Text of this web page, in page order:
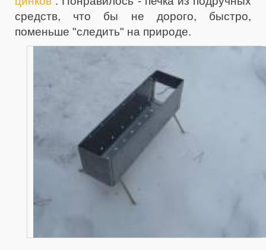
средств, что бы не дорого, быстро,
поменьше "следить" на природе.